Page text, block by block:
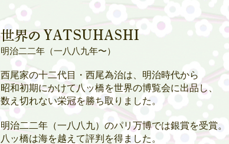
明治二二年（一八八九年〜）
西尾家の十二代目・西尾為治は、明治時代から
昭和初期にかけて八ッ橋を世界の博覧会に出品し、
数え切れない栄冠を勝ち取りました。
明治二二年（一八八九）のパリ万博では銀賞を受賞。
八ッ橋は海を越えて評判を得ました。